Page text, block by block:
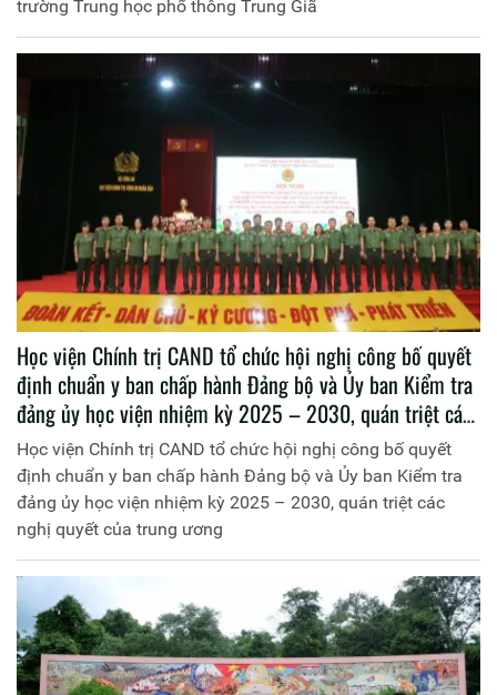
trường Trung học phổ thông Trung Giã
Học viện Chính trị CAND tổ chức hội nghị công bố quyết
định chuẩn y ban chấp hành Đảng bộ và Ủy ban Kiểm tra
đảng ủy học viện nhiệm kỳ 2025 – 2030, quán triệt các
nghị quyết của trung ương
Học viện Chính trị CAND tổ chức hội nghị công bố quyết
định chuẩn y ban chấp hành Đảng bộ và Ủy ban Kiểm tra
đảng ủy học viện nhiệm kỳ 2025 – 2030, quán triệt các
nghị quyết của trung ương